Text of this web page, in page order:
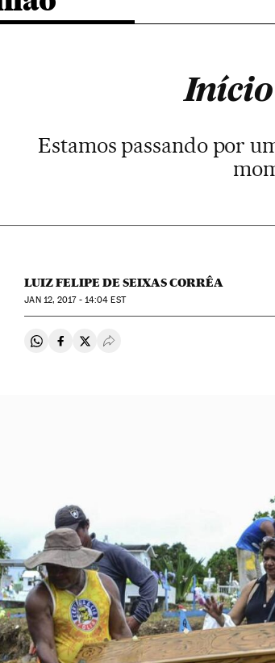
Estamos passando por
LUIZ FELIPE DE SEIXAS CORRÊA
JAN12, 2017 - 14:04 EST
Compartir en Whatsapp
Compartir en Facebook
Compartir en Twitter
Desplegar Redes Sociales